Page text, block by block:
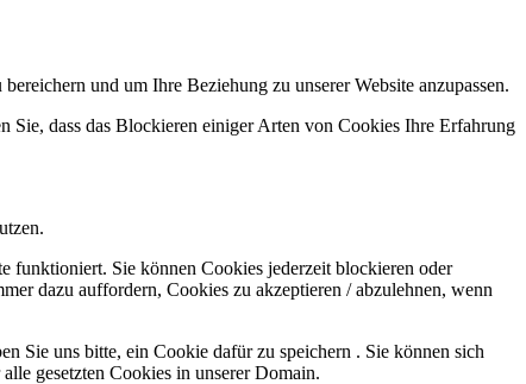
und um Ihre Beziehung zu unserer Website anzupassen.
Sie, dass das Blockieren einiger Arten von Cookies Ihre Erfahrung
funktioniert. Sie können Cookies jederzeit blockieren oder
dazu auffordern, Cookies zu akzeptieren / abzulehnen, wenn
Sie uns bitte, ein Cookie dafür zu speichern . Sie können sich
gesetzten Cookies in unserer Domain.